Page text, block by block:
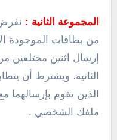
المجموعة الثانية :
من بطاقات الموجودة
إرسال اثنين مختلفين
الثانية، ويشترط أن
الذين تقوم بإرسالهما
ملفك الشخصي .